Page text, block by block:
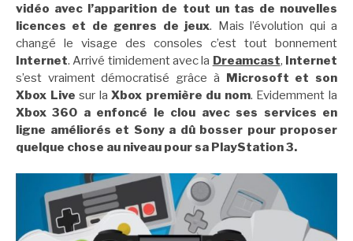
vidéo avec l’apparition de tout un tas de nouvelles
licences et de genres de jeux. Mais l’évolution qui a
changé le visage des consoles c’est tout bonnement
Internet. Arrivé timidement avec la Dreamcast, Internet
s’est vraiment démocratisé grâce à Microsoft et son
Xbox Live sur laXbox première du nom. Evidemment la
Xbox 360 a enfoncé le clou avec ses services en
ligne améliorés et Sony a dû bosser pour proposer
quelque chose au niveau pour sa PlayStation 3.